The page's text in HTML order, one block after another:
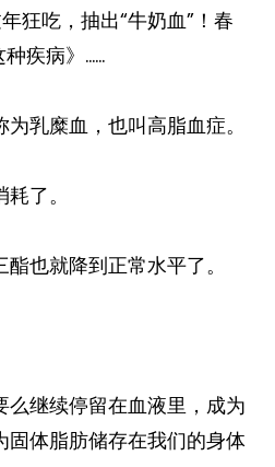
狂吃，抽出“牛奶血”！春
疾病》……
乳糜血，也叫高脂血症。
了。
也就降到正常水平了。
么继续停留在血液里，成为
固体脂肪储存在我们的身体